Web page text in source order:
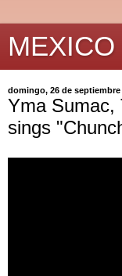
domingo, 26 de septiembre
Yma Sumac,
sings